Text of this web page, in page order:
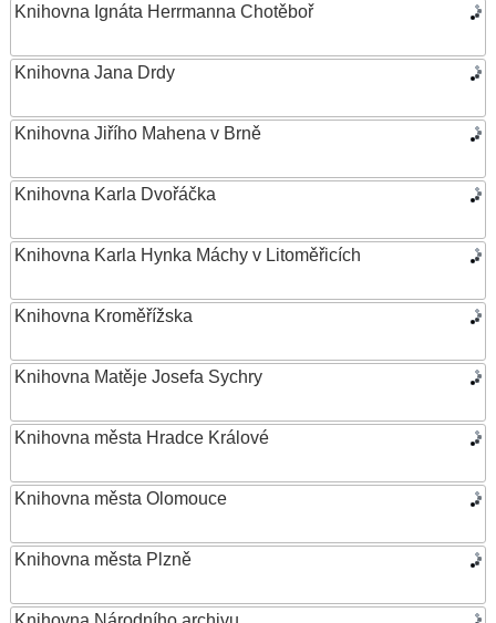
Knihovna Ignáta Herrmanna Chotěboř
Knihovna Jana Drdy
Knihovna Jiřího Mahena v Brně
Knihovna Karla Dvořáčka
Knihovna Karla Hynka Máchy v Litoměřicích
Knihovna Kroměřížska
Knihovna Matěje Josefa Sychry
Knihovna města Hradce Králové
Knihovna města Olomouce
Knihovna města Plzně